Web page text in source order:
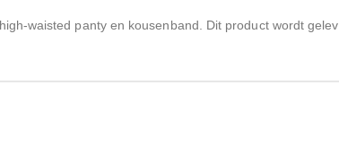
waisted panty en kousenband. Dit product wordt